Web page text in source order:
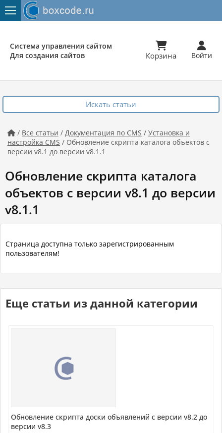
Система управления сайтом
Для создания сайтов

Корзина

Войти
Искать статьи
 / Все статьи / Документация по CMS / Установка и
настройка CMS / Обновление скрипта каталога объектов с
версии v8.1 до версии v8.1.1
Обновление скрипта каталога
объектов с версии v8.1 до версии
v8.1.1
Страница доступна только зарегистрированным
пользователям!
Еще статьи из данной категории
Обновление скрипта доски объявлений с версии v8.2 до
версии v8.3